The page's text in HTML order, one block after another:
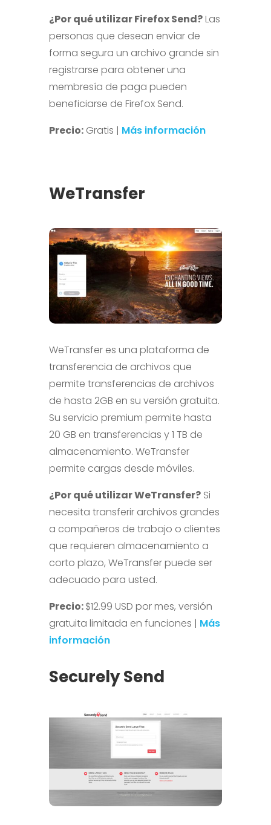
¿Por qué utilizar Firefox Send?Las
personas que desean enviar de
forma segura un archivo grande sin
registrarse para obtener una
membresía de paga pueden
beneficiarse de Firefox Send.
Precio:Gratis | Más información
WeTransfer
WeTransfer es una plataforma de
transferencia de archivos que
permite transferencias de archivos
de hasta 2GB en su versión gratuita.
Su servicio premium permite hasta
20 GB en transferencias y 1 TB de
almacenamiento. WeTransfer
permite cargas desde móviles.
¿Por qué utilizar WeTransfer?Si
necesita transferir archivos grandes
a compañeros de trabajo o clientes
que requieren almacenamiento a
corto plazo, WeTransfer puede ser
adecuado para usted.
Precio:$12.99 USD por mes, versión
gratuita limitada en funciones | Más
información
Securely Send